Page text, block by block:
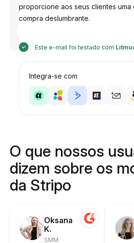
proporcione aos seus clientes
compra deslumbrante.
Este e-mail foi testado com
Integra-se com
O que nossos
dizem sobre os
da Stripo
Oksana
K.
SMM